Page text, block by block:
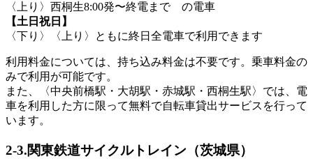
〈上り〉西桐生8:00発〜終電まで の電車
【土日祝日】
〈下り〉〈上り〉ともに終日全電車で利用できます
利用料金については、持ち込み料金は不要です。乗車料金の
みで利用が可能です。
また、〈中央前橋駅・大胡駅・赤城駅・西桐生駅〉では、電
車を利用した方に限って無料で自転車貸出サービスを行って
います。
2-3.関東鉄道サイクルトレイン（茨城県）